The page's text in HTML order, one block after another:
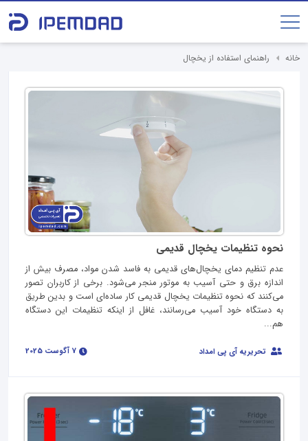
خانه راهنمای استفاده از یخچال
نحوه تنظیمات یخچال قدیمی
عدم تنظیم دمای یخچال‌های قدیمی به فاسد شدن مواد، مصرف بیش‌ از
اندازه برق و حتی آسیب به موتور منجر می‌شود. برخی از کاربران تصور
می‌کنند که نحوه تنظیمات یخچال قدیمی کار ساده‌ای است و بدین طریق
به دستگاه خود آسیب می‌رسانند، غافل از اینکه تنظیمات این دستگاه
هم...
تحریریه آی پی امداد